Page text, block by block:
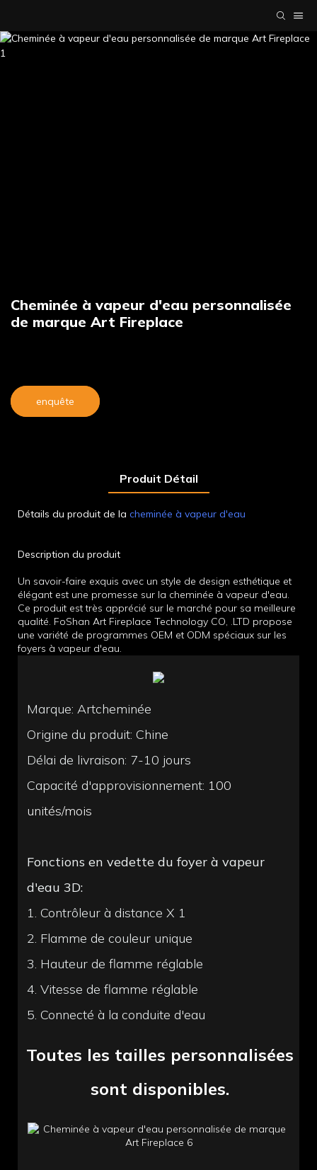
Cheminée à vapeur d'eau personnalisée
de marque Art Fireplace
enquête
Produit Détail
Détails du produit de la cheminée à vapeur d'eau
Description du produit
Un savoir-faire exquis avec un style de design esthétique et
élégant est une promesse sur la cheminée à vapeur d'eau.
Ce produit est très apprécié sur le marché pour sa meilleure
qualité. FoShan Art Fireplace Technology CO, .LTD propose
une variété de programmes OEM et ODM spéciaux sur les
foyers à vapeur d'eau.
Marque: Artcheminée
Origine du produit: Chine
Délai de livraison: 7-10 jours
Capacité d'approvisionnement: 100
unités/mois
Fonctions en vedette du foyer à vapeur
d'eau 3D:
1. Contrôleur à distance X 1
2. Flamme de couleur unique
3. Hauteur de flamme réglable
4. Vitesse de flamme réglable
5. Connecté à la conduite d'eau
Toutes les tailles personnalisées
sont disponibles.